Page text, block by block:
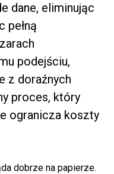
dane, eliminując
pełną
podejściu,
z doraźnych
proces, który
ogranicza koszty
dobrze na papierze.